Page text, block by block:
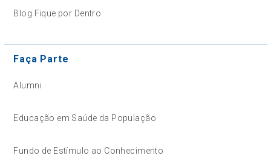
Blog Fique por Dentro
Faça Parte
Alumni
Educação em Saúde da População
Fundo de Estímulo ao Conhecimento